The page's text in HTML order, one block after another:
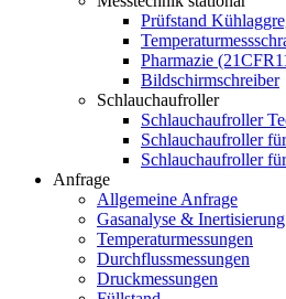
Prüfstand
Pharmazie
Bildschirmschreiber
Schlauchaufroller
Schlauchaufroller
Schlauchaufroller
Schlauchaufroller
Anfrage
Allgemeine Anfrage
Gasanalyse & Inertisierung
Temperaturmessungen
Durchflussmessungen
Druckmessungen